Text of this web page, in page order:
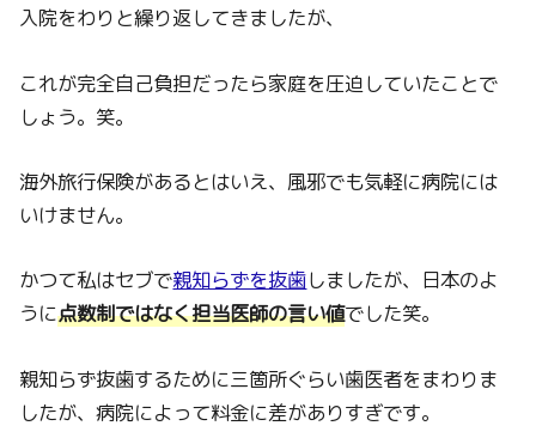
入院をわりと繰り返してきましたが、
これが完全自己負担だったら家庭を圧迫していたことで
しょう。笑。
海外旅行保険があるとはいえ、風邪でも気軽に病院には
いけません。
かつて私はセブで親知らずを抜歯しましたが、日本のよ
うに点数制ではなく担当医師の言い値でした笑。
親知らず抜歯するために三箇所ぐらい歯医者をまわりま
したが、病院によって料金に差がありすぎです。